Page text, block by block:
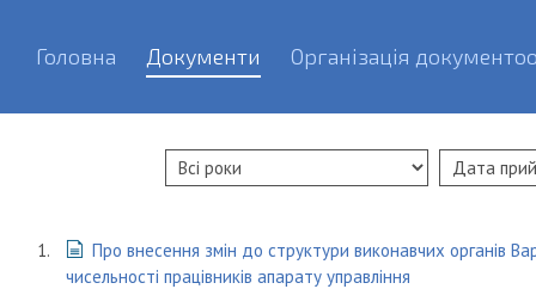
Головна Документи Організація
1.
Про внесення змін до структури виконавчих органів
чисельності працівників апарату управління